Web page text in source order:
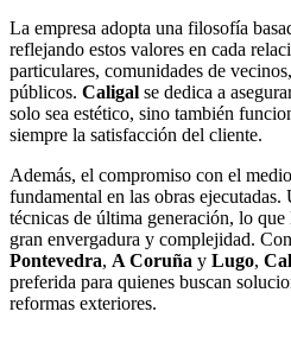
La empresa adopta una filosofía
reflejando estos valores en cada
particulares, comunidades de
públicos. Caligal se dedica a
solo sea estético, sino también
siempre la satisfacción del cliente.
Además, el compromiso con el
fundamental en las obras
técnicas de última generación, lo
gran envergadura y complejidad.
Pontevedra, A Coruña y Lugo,
preferida para quienes buscan
reformas exteriores.